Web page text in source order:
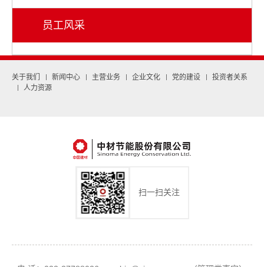
员工风采
关于我们 新闻中心 主营业务 企业文化 党的建设
投资者关系
人力资源
扫一扫关注